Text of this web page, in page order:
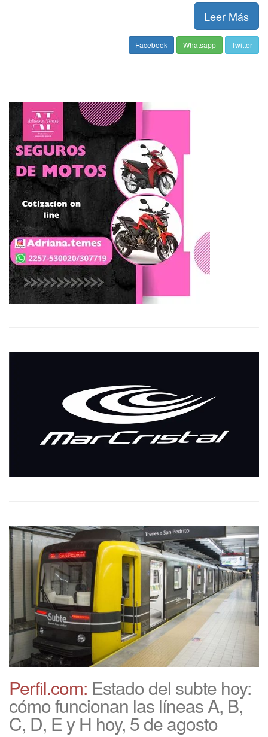
Leer Más
Facebook Whatsapp Twitter
Perfil.com: Estado del subte hoy:
cómo funcionan las líneas A, B,
C, D, E y H hoy, 5 de agosto